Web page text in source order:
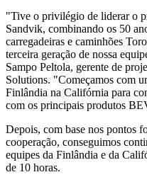
"Tive o privilégio de liderar o
Sandvik, combinando os 50
carregadeiras e caminhões
terceira geração de nossa
Sampo Peltola, gerente de
Solutions. "Começamos com
Finlândia na Califórnia para
com os principais produtos
Depois, com base nos pontos
cooperação, conseguimos
equipes da Finlândia e da
de 10 horas.